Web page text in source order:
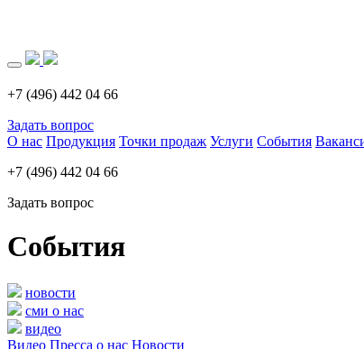
+7 (496) 442 04 66
Задать вопрос
О нас Продукция Точки продаж Услуги События
+7 (496) 442 04 66
Задать вопрос
События
новости
сми о нас
видео
Видео Пресса о нас Новости